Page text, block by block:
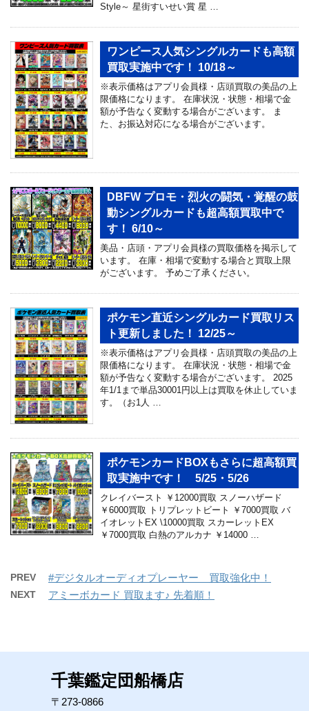
Style～ 星街すいせい賞 星 …
ワンピース人気シングルカードも高額
買取実施中です！ 10/18～
※表示価格はアプリ会員様・店頭買取の美品の上
限価格になります。 在庫状況・状態・相場で金
額が予告なく変動する場合がございます。 ま
た、お振込対応になる場合がございます。
DBFW プロモ・烈火の闘気・覚醒の鼓
動シングルカードも超高額買取中で
す！ 6/10～
美品・店頭・アプリ会員様の買取価格を掲示して
います。 在庫・相場で変動する場合と買取上限
がございます。 予めご了承ください。
ポケモン直近シングルカード買取リス
ト更新しました！ 12/25～
※表示価格はアプリ会員様・店頭買取の美品の上
限価格になります。 在庫状況・状態・相場で金
額が予告なく変動する場合がございます。 2025
年1/1まで単品30001円以上は買取を休止していま
す。（お1人 …
ポケモンカードBOXもさらに超高額買
取実施中です！ 5/25・5/26
クレイバースト ￥12000買取 スノーハザード
￥6000買取 トリプレットビート ￥7000買取 バ
イオレットEX \10000買取 スカーレットEX
￥7000買取 白熱のアルカナ ￥14000 …
PREV #デジタルオーディオプレーヤー 買取強化中！
NEXT アミーボカード 買取ます♪ 先着順！
千葉鑑定団船橋店
〒273-0866